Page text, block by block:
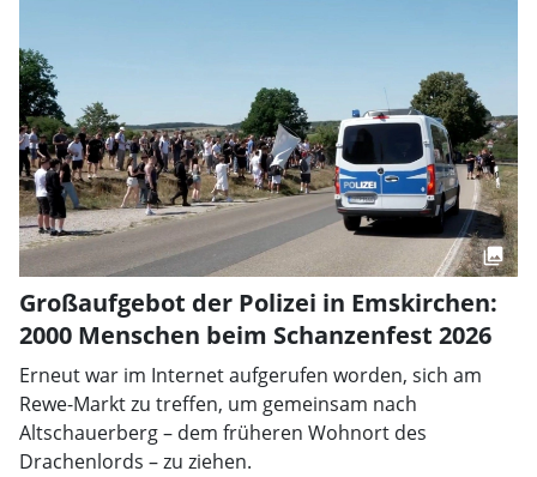
Großaufgebot der Polizei in Emskirchen:
2000 Menschen beim Schanzenfest 2026
Erneut war im Internet aufgerufen worden, sich am
Rewe-Markt zu treffen, um gemeinsam nach
Altschauerberg – dem früheren Wohnort des
Drachenlords – zu ziehen.